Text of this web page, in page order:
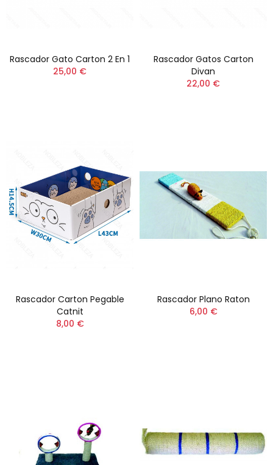
Rascador Gato Carton 2 En 1
25,00 €
Rascador Gatos Carton
Divan
22,00 €
Rascador Carton Pegable
Catnit
8,00 €
Rascador Plano Raton
6,00 €